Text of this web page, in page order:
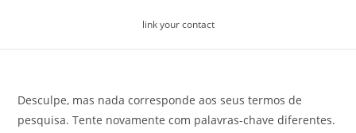
link your contact
Desculpe, mas nada corresponde aos seus termos de
pesquisa. Tente novamente com palavras-chave diferentes.